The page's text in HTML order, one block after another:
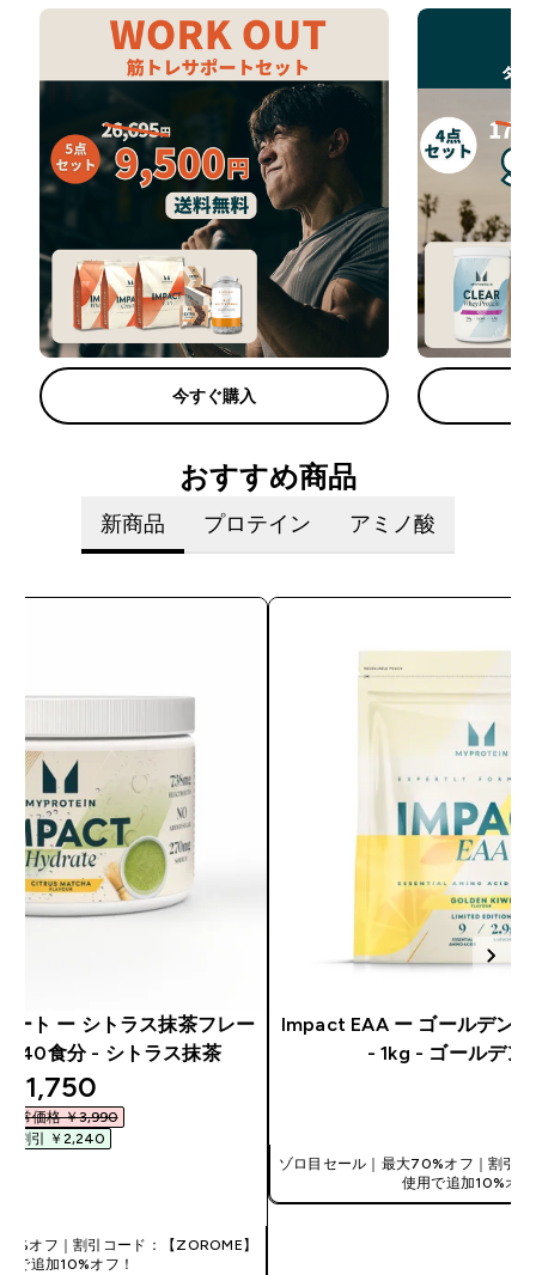
今すぐ購入
おすすめ商品
新商品 プロテイン アミノ酸
ート ー シトラス抹茶フレー
40食分 - シトラス抹茶
discounted price
¥1,750‎
通常価格 ￥3,990‎
割引 ￥2,240‎
オフ｜割引コード：【ZOROME】
で追加10%オフ！
Impact EAA ー ゴールデン
- 1kg - ゴールデン
ゾロ目セール｜最大70%オフ｜割引
使用で追加10%オ